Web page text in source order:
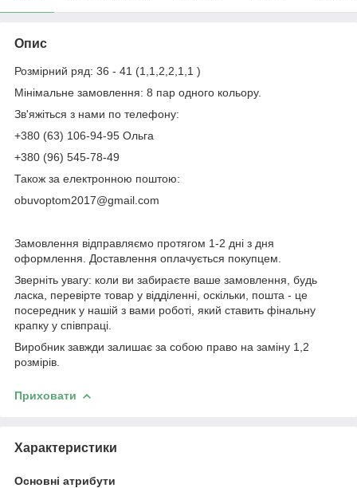
Опис
Розмірний ряд: 36 - 41 (1,1,2,2,1,1 )
Мінімальне замовлення: 8 пар одного кольору.
Зв'яжіться з нами по телефону:
+380 (63) 106-94-95 Ольга
+380 (96) 545-78-49
Також за електронною поштою:
obuvoptom2017@gmail.com
Замовлення відправляємо протягом 1-2 дні з дня
оформлення. Доставлення оплачується покупцем.
Зверніть увагу: коли ви забираєте ваше замовлення, будь
ласка, перевірте товар у відділенні, оскільки, пошта - це
посередник у нашій з вами роботі, який ставить фінальну
крапку у співпраці.
Виробник завжди залишає за собою право на заміну 1,2
розмірів.
Приховати
Характеристики
Основні атрибути